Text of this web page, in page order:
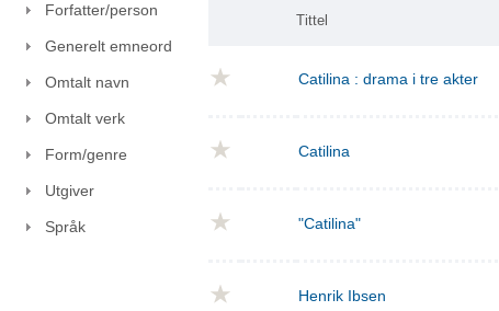
Forfatter/person
Generelt emneord
Omtalt navn
Omtalt verk
Form/genre
Utgiver
Språk
Tittel
Catilina : drama i tre akter
Catilina
"Catilina"
Henrik Ibsen